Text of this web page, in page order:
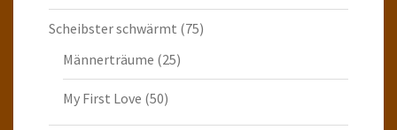
Scheibster schwärmt (75)
Männerträume (25)
My First Love (50)